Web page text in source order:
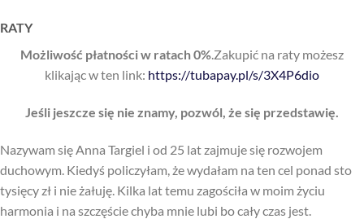
RATY
Możliwość płatności w ratach 0%.Zakupić na raty możesz
klikając w ten link: https://tubapay.pl/s/3X4P6dio
Jeśli jeszcze się nie znamy, pozwól, że się przedstawię.
Nazywam się Anna Targiel i od 25 lat zajmuje się rozwojem
duchowym. Kiedyś policzyłam, że wydałam na ten cel ponad sto
tysięcy zł i nie żałuję. Kilka lat temu zagościła w moim życiu
harmonia i na szczęście chyba mnie lubi bo cały czas jest.